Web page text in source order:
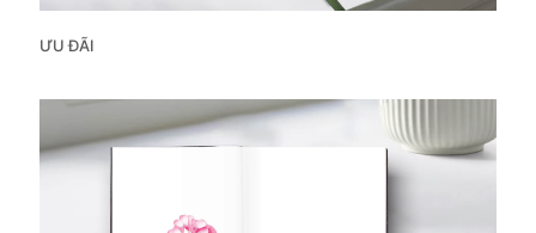
ƯU ĐÃI